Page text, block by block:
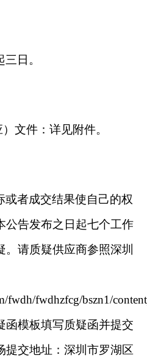
日。
文件：详见附件。
或者成交结果使自己的权
公告发布之日起七个工作
。请质疑供应商参照深圳
fwdh/fwdhzfcg/bszn1/
函模板填写质疑函并提交
提交地址：深圳市罗湖区